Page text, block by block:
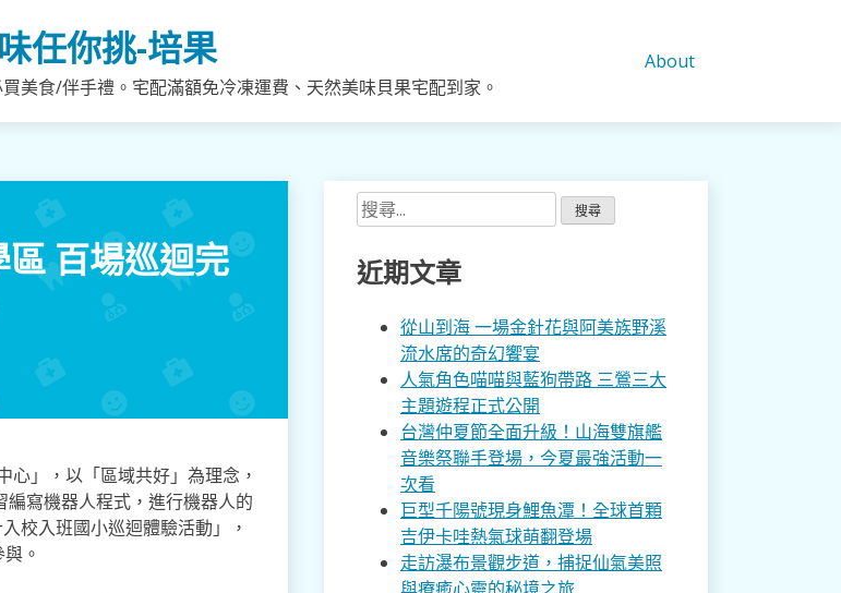
任你挑-培果
美食/伴手禮。宅配滿額免冷凍運費、天然美味貝果宅配到家。
About
百場巡迴完
」，以「區域共好」為理念，
寫機器人程式，進行機器人的
校入班國小巡迴體驗活動」，
。
搜
尋
關
鍵
近期文章
從山到海 一場金針花與阿美族野溪
流水席的奇幻饗宴
人氣角色喵喵與藍狗帶路 三鶯三大
主題遊程正式公開
台灣仲夏節全面升級！山海雙旗艦
音樂祭聯手登場，今夏最強活動一
次看
巨型千陽號現身鯉魚潭！全球首顆
吉伊卡哇熱氣球萌翻登場
走訪瀑布景觀步道，捕捉仙氣美照